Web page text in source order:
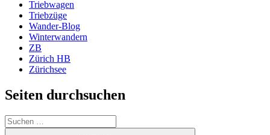
Triebwagen
Triebzüge
Wander-Blog
Winterwandern
ZB
Zürich HB
Zürichsee
Seiten durchsuchen
Suchen
nach: